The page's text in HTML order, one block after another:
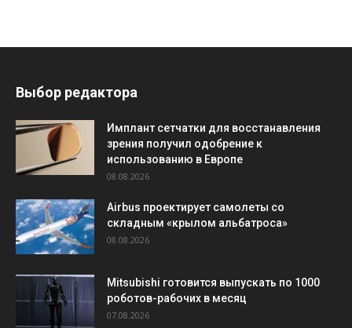
Выбор редактора
Имплант сетчатки для восстанавления
зрения получил одобрение к
использованию в Европе
08.08.2026
Airbus проектирует самолеты со
складным «крылом альбатроса»
08.08.2026
Mitsubishi готовится выпускать по 1000
роботов-рабочих в месяц
07.08.2026